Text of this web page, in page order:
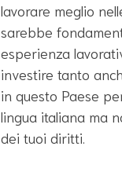
lavorare meglio
sarebbe
esperienza
investire tanto
in questo Paese
lingua italiana ma
dei tuoi diritti.